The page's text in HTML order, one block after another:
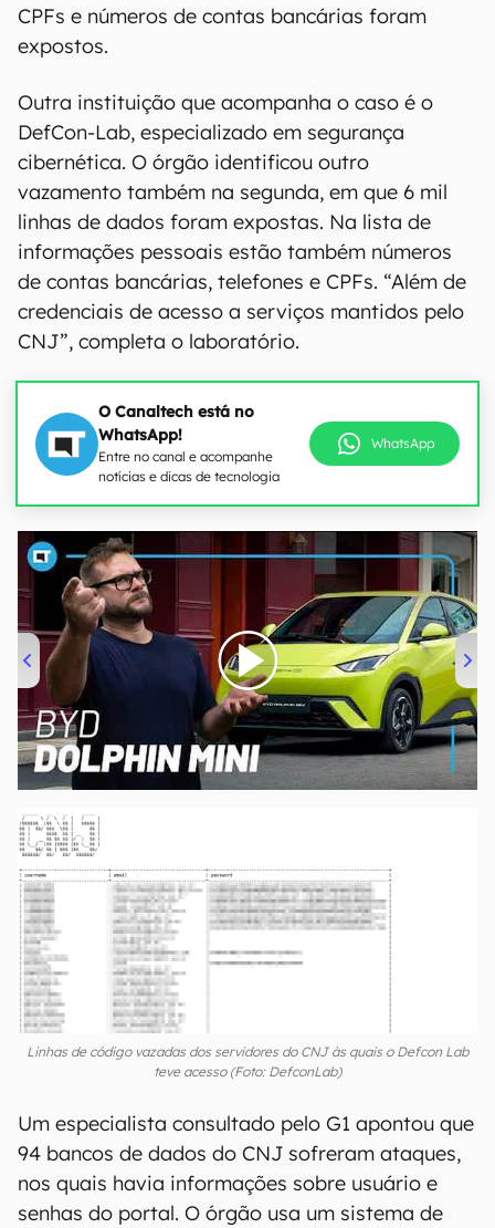
CPFs e números de contas bancárias foram
expostos.
Outra instituição que acompanha o caso é o
DefCon-Lab, especializado em segurança
cibernética. O órgão identificou outro
vazamento também na segunda, em que 6 mil
linhas de dados foram expostas. Na lista de
informações pessoais estão também números
de contas bancárias, telefones e CPFs. “Além de
credenciais de acesso a serviços mantidos pelo
CNJ”, completa o laboratório.
O Canaltech está no
WhatsApp!
Entre no canal e acompanhe
notícias e dicas de tecnologia
WhatsApp
00:00/04:07
Linhas de código vazadas dos servidores do CNJ às quais o Defcon Lab
teve acesso (Foto: DefconLab)
Um especialista consultado pelo G1 apontou que
94 bancos de dados do CNJ sofreram ataques,
nos quais havia informações sobre usuário e
senhas do portal. O órgão usa um sistema de